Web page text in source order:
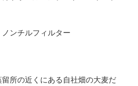
ンチルフィルター
所の近くにある自社畑の大麦だ